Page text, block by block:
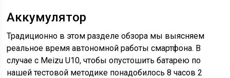
Аккумулятор
Традиционно в этом разделе обзора мы выясняем
реальное время автономной работы смартфона. В
случае с Meizu U10, чтобы опустошить батарею по
нашей тестовой методике понадобилось 8 часов 2